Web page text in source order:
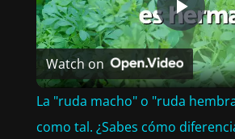
P
L
A
Watch on
La "ruda macho" o "ruda
como tal. ¿Sabes cómo